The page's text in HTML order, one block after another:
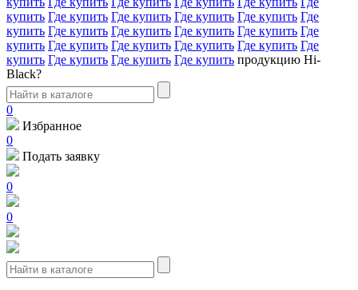
купить Где купить Где купить Где купить Где купить Где
купить Где купить Где купить Где купить Где купить Где
купить Где купить Где купить Где купить Где купить Где
купить Где купить Где купить Где купить продукцию Hi-
Black?
0
Избранное
0
Подать заявку
0
0